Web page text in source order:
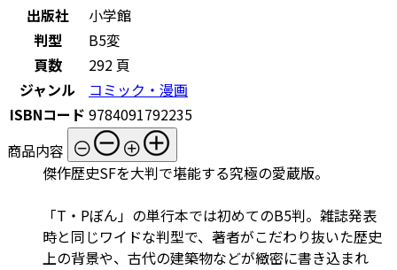
出版社
小学館
判型
B5変
頁数
292 頁
ジャンル
コミック・漫画
ISBNコード 9784091792235
商品内容
傑作歴史SFを大判で堪能する究極の愛蔵版。
「T・Pぼん」の単行本では初めてのB5判。雑誌発表
時と同じワイドな判型で、著者がこだわり抜いた歴史
上の背景や、古代の建築物などが緻密に書き込まれ